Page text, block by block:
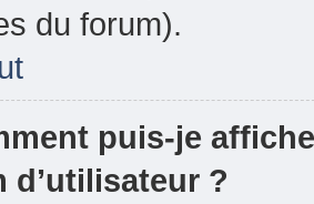
du forum).
puis-je
d’utilisateur ?